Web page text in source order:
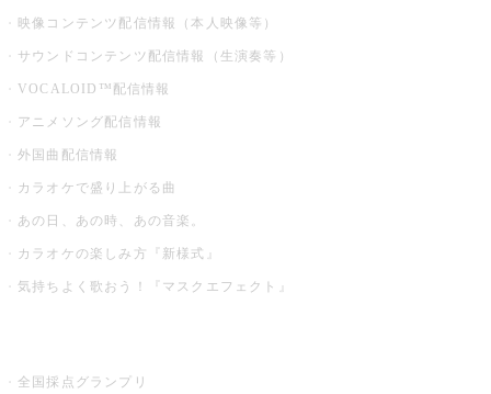
映像コンテンツ配信情報（本人映像等）
サウンドコンテンツ配信情報（生演奏等）
VOCALOID™配信情報
アニメソング配信情報
外国曲配信情報
カラオケで盛り上がる曲
あの日、あの時、あの音楽。
カラオケの楽しみ方『新様式』
気持ちよく歌おう！『マスクエフェクト』
全国採点グランプリ